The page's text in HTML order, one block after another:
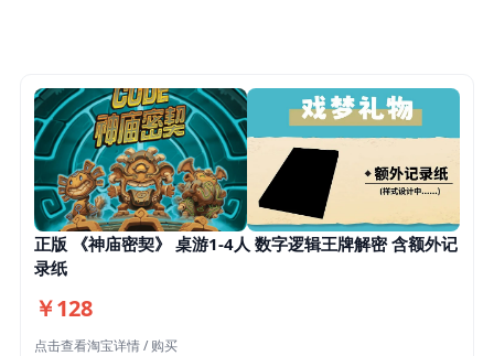
正版 《神庙密契》 桌游1-4人 数字逻辑王牌解密 含额外记
录纸
￥128
点击查看淘宝详情 / 购买